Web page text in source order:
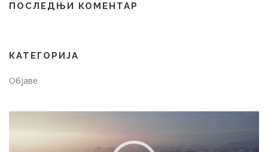
ПОСЛЕДЊИ КОМЕНТАР
КАТЕГОРИЈА
Објаве